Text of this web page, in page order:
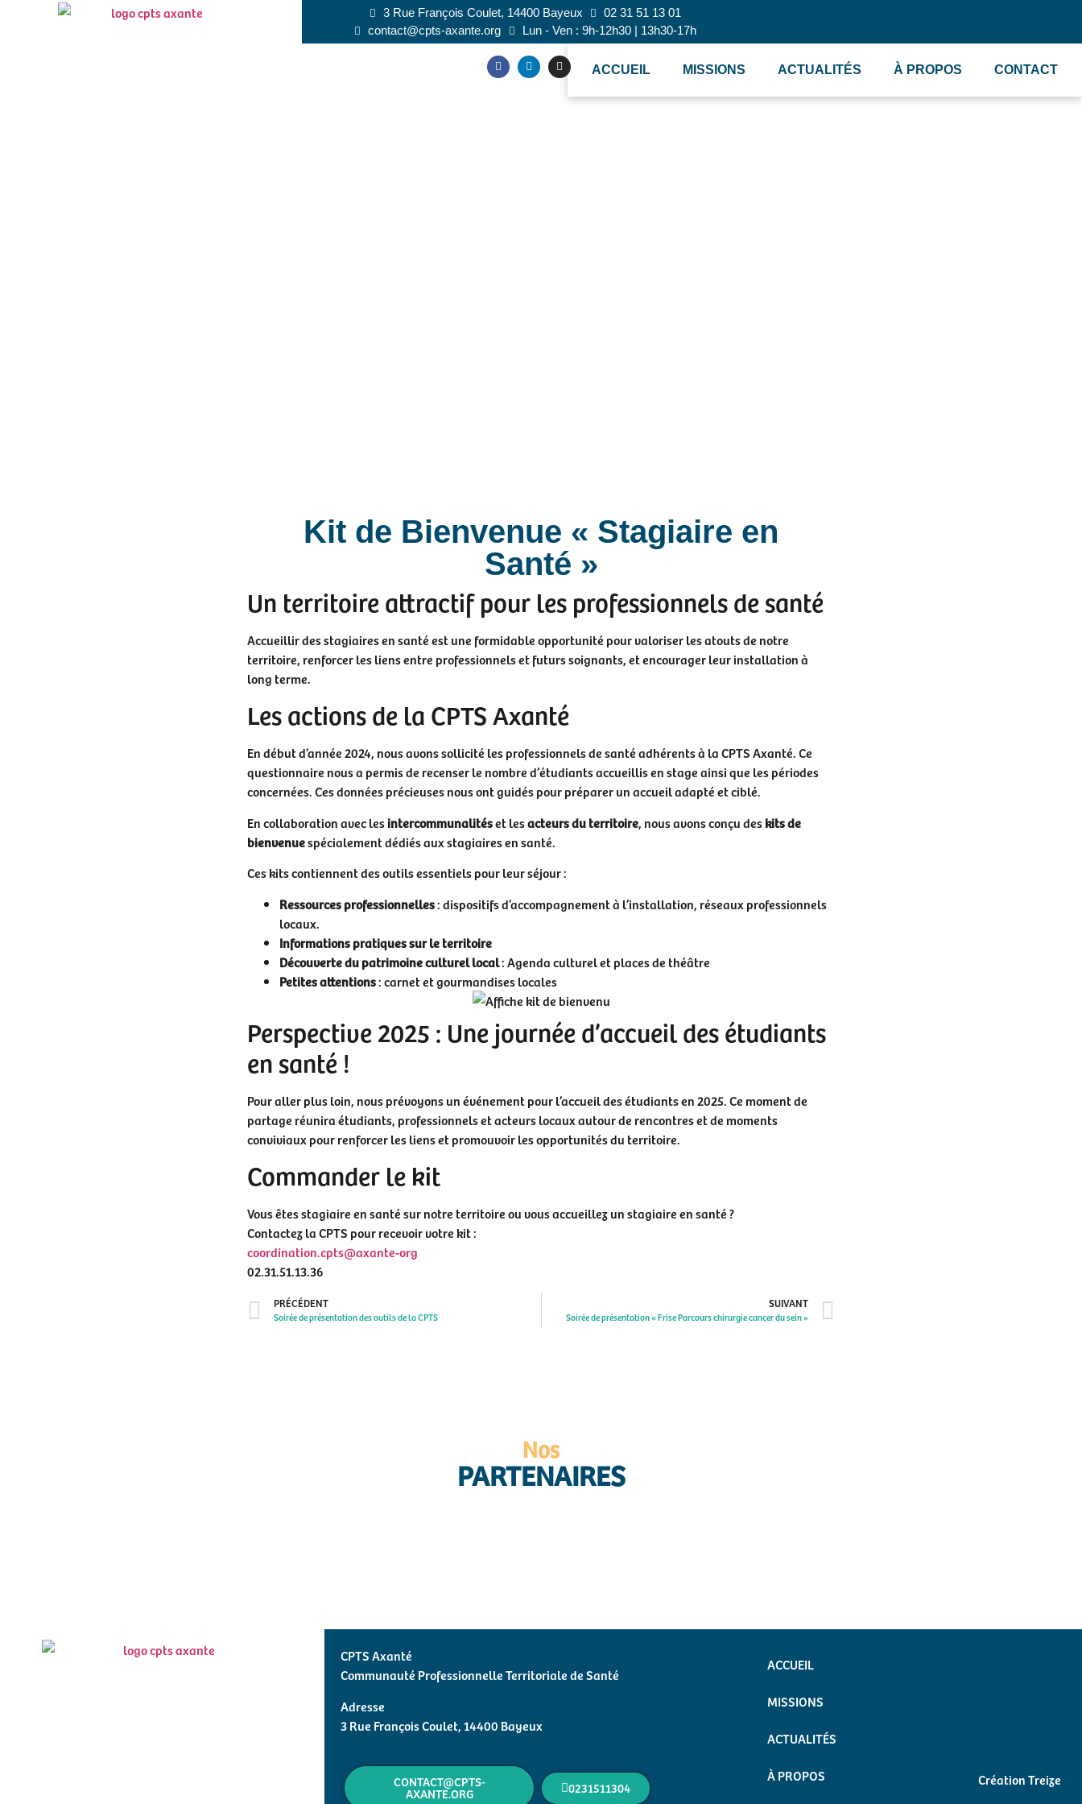
3 Rue François Coulet, 14400 Bayeux
02 31 51 13 01
contact@cpts-axante.org
Lun - Ven : 9h-12h30 | 13h30-17h
ACCUEIL MISSIONS ACTUALITÉS À PROPOS CONTACT
Kit de Bienvenue « Stagiaire en
Santé »
Un territoire attractif pour les professionnels de santé
Accueillir des stagiaires en santé est une formidable opportunité pour valoriser les atouts de notre
territoire, renforcer les liens entre professionnels et futurs soignants, et encourager leur installation à
long terme.
Les actions de la CPTS Axanté
En début d’année 2024, nous avons sollicité les professionnels de santé adhérents à la CPTS Axanté. Ce
questionnaire nous a permis de recenser le nombre d’étudiants accueillis en stage ainsi que les périodes
concernées. Ces données précieuses nous ont guidés pour préparer un accueil adapté et ciblé.
En collaboration avec lesintercommunalitéset lesacteurs du territoire, nous avons conçu deskits de
bienvenuespécialement dédiés aux stagiaires en santé.
Ces kits contiennent des outils essentiels pour leur séjour :
Ressources professionnelles: dispositifs d’accompagnement à l’installation, réseaux professionnels
locaux.
Informations pratiques sur le territoire
Découverte du patrimoine culturel local: Agenda culturel et places de théâtre
Petites attentions: carnet et gourmandises locales
Perspective 2025 : Une journée d’accueil des étudiants
en santé !
Pour aller plus loin, nous prévoyons un événement pour l’accueil des étudiants en 2025. Ce moment de
partage réunira étudiants, professionnels et acteurs locaux autour de rencontres et de moments
conviviaux pour renforcer les liens et promouvoir les opportunités du territoire.
Commander le kit
Vous êtes stagiaire en santé sur notre territoire ou vous accueillez un stagiaire en santé ?
Contactez la CPTS pour recevoir votre kit :
coordination.cpts@axante-org
02.31.51.13.36
PRÉCÉDENT
Soirée de présentation des outils de la CPTS
SUIVANT
Soirée de présentation « Frise Parcours chirurgie cancer du sein »
Nos
PARTENAIRES
CPTS Axanté
Communauté Professionnelle Territoriale de Santé
Adresse
3 Rue François Coulet, 14400 Bayeux
CONTACT@CPTS-
AXANTE.ORG 0231511304
ACCUEIL
MISSIONS
ACTUALITÉS
À PROPOS
Création Treize